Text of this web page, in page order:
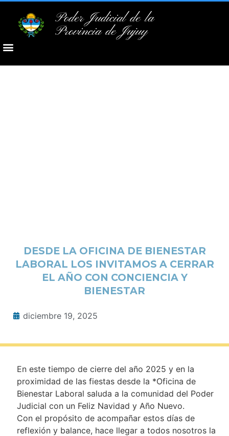
Poder Judicial de la
Provincia de Jujuy
DESDE LA OFICINA DE BIENESTAR
LABORAL LOS INVITAMOS A CERRAR
EL AÑO CON CONCIENCIA Y
BIENESTAR
diciembre 19, 2025
En este tiempo de cierre del año 2025 y en la
proximidad de las fiestas desde la *Oficina de
Bienestar Laboral saluda a la comunidad del Poder
Judicial con un Feliz Navidad y Año Nuevo.
Con el propósito de acompañar estos días de
reflexión y balance, hace llegar a todos nosotros la